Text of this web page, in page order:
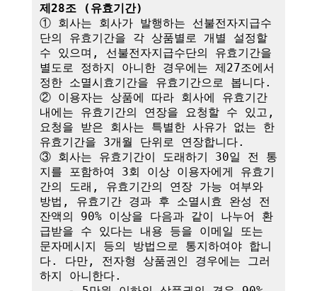
제28조 (유효기간)
① 회사는 회사가 발행하는 선불전자지급수
단의 유효기간을 각 상품별로 개별 설정할
수 있으며, 선불전자지급수단의 유효기간을
별도로 정하지 아니한 경우에는 제27조에서
정한 소멸시효기간을 유효기간으로 봅니다.
② 이용자는 상품에 따라 회사에 유효기간
내에는 유효기간의 연장을 요청할 수 있고,
요청을 받은 회사는 특별한 사유가 없는 한
유효기간을 3개월 단위로 연장합니다.
③ 회사는 유효기간이 도래하기 30일 전 통
지를 포함하여 3회 이상 이용자에게 유효기
간의 도래, 유효기간의 연장 가능 여부와
방법, 유효기간 경과 후 소멸시효 완성 전
잔액의 90% 이상을 다음과 같이 나누어 환
급받을 수 있다는 내용 등을 이메일 또는
문자메시지 등의 방법으로 통지하여야 합니
다. 다만, 전자형 상품권인 경우에는 그러
하지 아니한다.